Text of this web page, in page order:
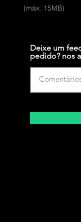
(máx. 15MB)
Deixe um
pedido? nos